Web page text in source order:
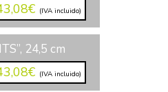
(IVA incluido)
24,5 cm
(IVA incluido)